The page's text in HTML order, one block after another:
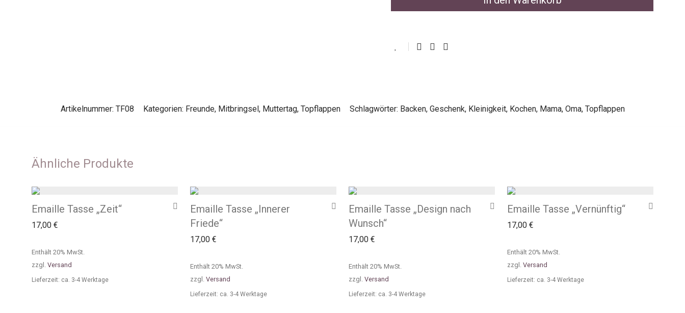
Artikelnummer: TF08 Kategorien: Freunde, Mitbringsel, Muttertag, Topflappen Schlagwörter: Backen, Geschenk, Kleinigkeit, Kochen, Mama, Oma, Topflappen
Ähnliche Produkte
Emaille Tasse „Zeit“
17,00 €
Enthält 20% MwSt.
zzgl. Versand
Lieferzeit: ca. 3-4 Werktage
Emaille Tasse „Innerer
Friede“
17,00 €
Enthält 20% MwSt.
zzgl. Versand
Lieferzeit: ca. 3-4 Werktage
Emaille Tasse „Design nach
Wunsch“
17,00 €
Enthält 20% MwSt.
zzgl. Versand
Lieferzeit: ca. 3-4 Werktage
Emaille Tasse „Vernünftig“
17,00 €
Enthält 20% MwSt.
zzgl. Versand
Lieferzeit: ca. 3-4 Werktage